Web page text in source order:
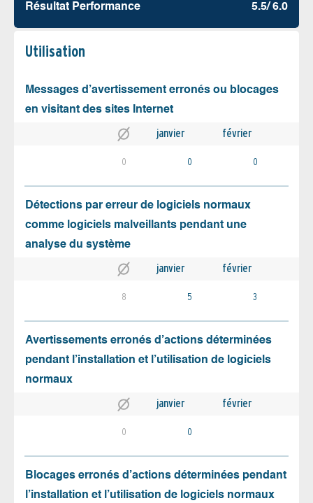
Résultat Performance 5.5/ 6.0
Utilisation
Messages d’avertissement erronés ou blocages
en visitant des sites Internet
janvier février
0 0 0
Détections par erreur de logiciels normaux
comme logiciels malveillants pendant une
analyse du système
janvier février
8 5 3
Avertissements erronés d’actions déterminées
pendant l’installation et l’utilisation de logiciels
normaux
janvier février
0 0
Blocages erronés d’actions déterminées pendant
l’installation et l’utilisation de logiciels normaux